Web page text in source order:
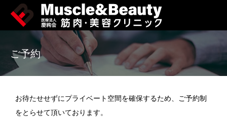
ご予約
お待たせせずにプライベート空間を確保するため、ご予約制
をとらせて頂いております。